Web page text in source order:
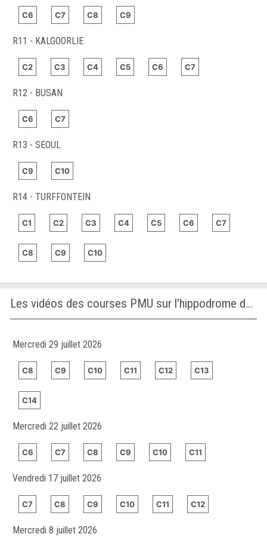
C6 C7 C8 C9
R11 - KALGOORLIE
C2 C3 C4 C5 C6 C7
R12 - BUSAN
C6 C7
R13 - SEOUL
C9 C10
R14 - TURFFONTEIN
C1 C2 C3 C4 C5 C6 C7
C8 C9 C10
Les vidéos des courses PMU sur l'hippodrome de SAN ISIDRO
Mercredi 29 juillet 2026
C8 C9 C10 C11 C12 C13
C14
Mercredi 22 juillet 2026
C6 C7 C8 C9 C10 C11
Vendredi 17 juillet 2026
C7 C8 C9 C10 C11 C12
Mercredi 8 juillet 2026